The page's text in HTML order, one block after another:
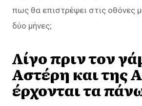
πως θα επιστρέψει στις οθόνες
δύο μήνες;
Λίγο πριν τον
Αστέρη και της
έρχονται τα